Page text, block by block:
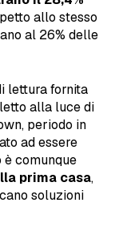
allo stesso
al 26% delle
lettura fornita
alla luce di
periodo in
ad essere
comunque
prima casa,
soluzioni